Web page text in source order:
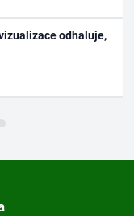
odhaluje,